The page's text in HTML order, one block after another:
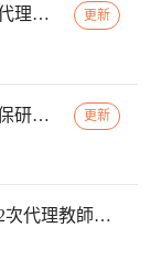
臺中市立爽文國民中學113學年度第一次代理教師甄選簡章(一次公告分次招考) 更新
臺中市西區忠信國小附幼辦理112年度教保研習─ 「嬰幼用藥安全~就是「藥」你好好的」，請鼓勵貴校(園)教保服務人員踴躍參加 更新
110學年度臺中市大雅區大雅國民小學第2次代理教師甄選第2次招考結果公告